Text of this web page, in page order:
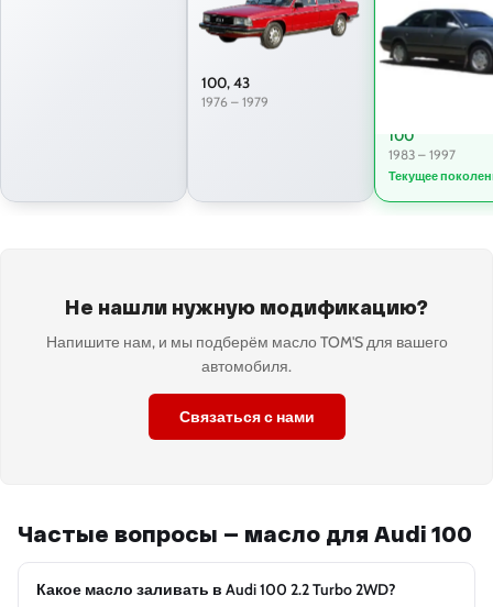
100, 43
1976 – 1979
100
1983 – 1997
Текущее
Не нашли нужную модификацию?
Напишите нам, и мы подберём масло TOM'S для вашего
автомобиля.
Связаться с нами
Частые вопросы — масло для Audi 100
Какое масло заливать в Audi 100 2.2 Turbo 2WD?